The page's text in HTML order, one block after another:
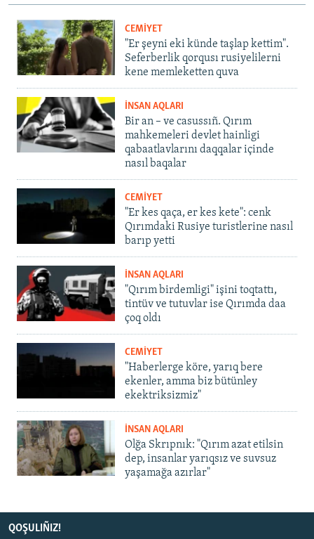
CEMİYET
"Er şeyni eki künde taşlap kettim".
Seferberlik qorqusı rusiyelilerni
kene memleketten quva
İNSAN AQLARI
Bir an – ve casussıñ. Qırım
mahkemeleri devlet hainligi
qabaatlavlarını daqqalar içinde
nasıl baqalar
CEMİYET
"Er kes qaça, er kes kete": cenk
Qırımdaki Rusiye turistlerine nasıl
barıp yetti
İNSAN AQLARI
"Qırım birdemligi" işini toqtattı,
tintüv ve tutuvlar ise Qırımda daa
çoq oldı
CEMİYET
"Haberlerge köre, yarıq bere
ekenler, amma biz bütünley
ekektriksizmiz"
İNSAN AQLARI
Olğa Skrıpnık: "Qırım azat etilsin
dep, insanlar yarıqsız ve suvsuz
yaşamağa azırlar"
QOŞULIÑIZ!